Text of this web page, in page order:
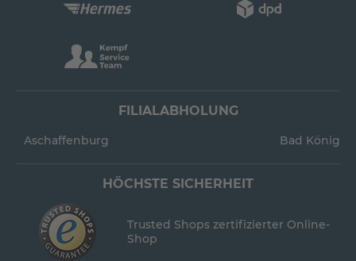
FILIALABHOLUNG
Aschaffenburg Bad König
HÖCHSTE SICHERHEIT
Trusted Shops zertifizierter Online-
Shop